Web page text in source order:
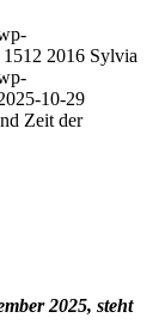
1512 2016 Sylvia
10-29
Zeit der
2025, steht